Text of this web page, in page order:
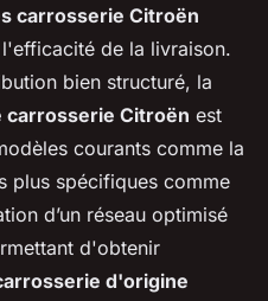
carrosserie Citroën
de la livraison.
bien structuré, la
carrosserie Citroën est
courants comme la
plus spécifiques comme
d’un réseau optimisé
d'obtenir
d'origine